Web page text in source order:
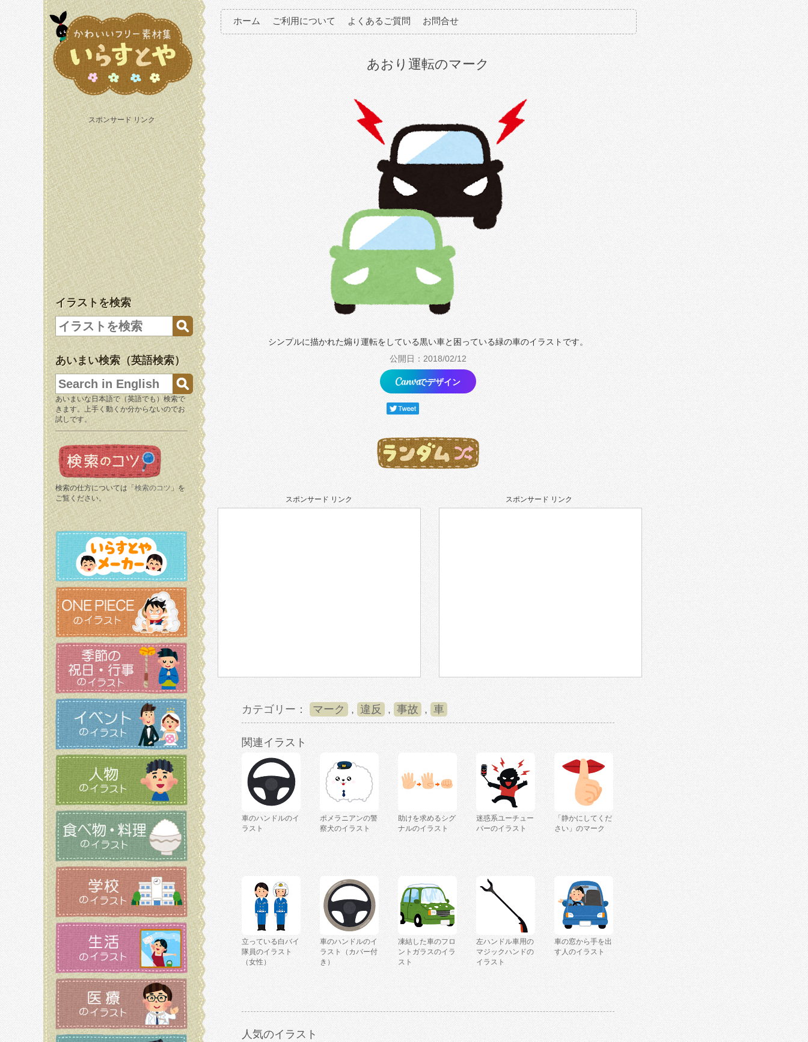
スポンサード リンク
イラストを検索
あいまい検索（英語検索）
あいまいな日本語で（英語でも）検索で
きます。上手く動くか分からないのでお
試しです。
検索の仕方については「 検索のコツ 」を
ご覧ください。
ホーム ご利用について よくあるご質問 お問合せ
あおり運転のマーク
シンプルに描かれた煽り運転をしている黒い車と困っている緑の車のイラストです。
公開日：2018/02/12
でデザイン
スポンサード リンク スポンサード リンク
カテゴリー： マーク , 違反 , 事故 , 車
関連イラスト
車のハンドルのイ
ラスト
ポメラニアンの警
察犬のイラスト
助けを求めるシグ
ナルのイラスト
迷惑系ユーチュー
バーのイラスト
「静かにしてくだ
さい」のマーク
立っている白バイ
隊員のイラスト
（女性）
車のハンドルのイ
ラスト（カバー付
き）
凍結した車のフロ
ントガラスのイラ
スト
左ハンドル車用の
マジックハンドの
イラスト
車の窓から手を出
す人のイラスト
人気のイラスト